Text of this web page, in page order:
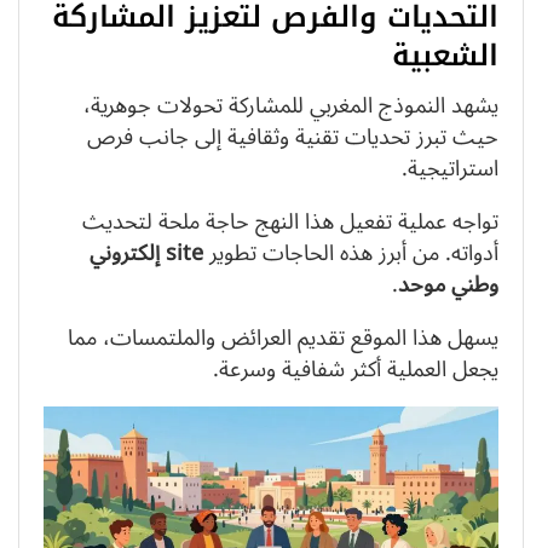
التحديات والفرص لتعزيز المشاركة
الشعبية
يشهد النموذج المغربي للمشاركة تحولات جوهرية،
حيث تبرز تحديات تقنية وثقافية إلى جانب فرص
استراتيجية.
تواجه عملية تفعيل هذا النهج حاجة ملحة لتحديث
أدواته. من أبرز هذه الحاجات تطوير site إلكتروني
وطني موحد.
يسهل هذا الموقع تقديم العرائض والملتمسات، مما
يجعل العملية أكثر شفافية وسرعة.